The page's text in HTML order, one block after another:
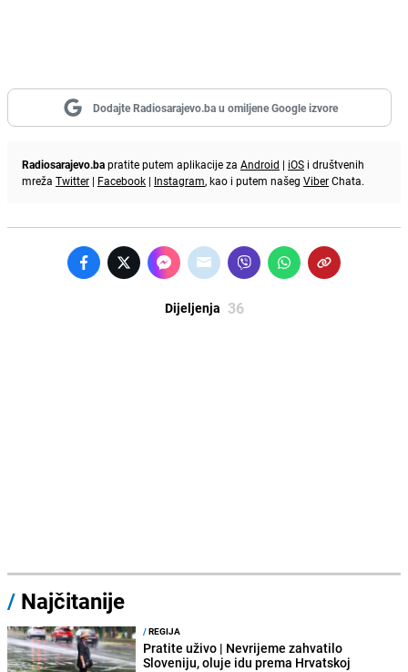
Dodajte Radiosarajevo.ba u omiljene Google izvore
Radiosarajevo.bapratite putem aplikacije za Android | iOS i društvenih
mreža Twitter | Facebook | Instagram, kao i putem našeg ViberChata.
Dijeljenja 36
/ Najčitanije
/REGIJA
Pratite uživo | Nevrijeme zahvatilo
Sloveniju, oluje idu prema Hrvatskoj